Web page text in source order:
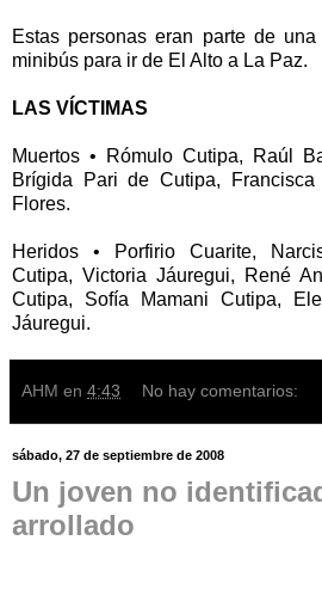
Estas personas eran parte de
minibús para ir de El Alto a La Paz.
LAS VÍCTIMAS
Muertos • Rómulo Cutipa, Raúl
Brígida Pari de Cutipa,
Flores.
Heridos • Porfirio Cuarite,
Cutipa, Victoria Jáuregui, René
Cutipa, Sofía Mamani Cutipa,
Jáuregui.
AHM en 4:43 No hay comentarios:
sábado, 27 de septiembre de 2008
Un joven no
arrollado